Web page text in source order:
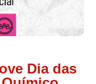
Dia das